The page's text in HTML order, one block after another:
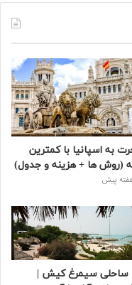
به اسپانیا با کمترین
(روش ها + هزینه و جدول)
ساحلی سیمرغ کیش |